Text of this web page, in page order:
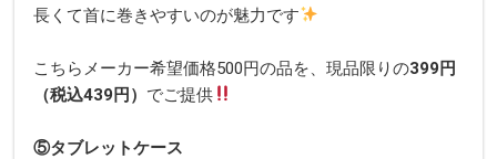
長くて首に巻きやすいのが魅力です
こちらメーカー希望価格500円の品を、現品限りの399円
（税込439円） でご提供
⑤タブレットケース